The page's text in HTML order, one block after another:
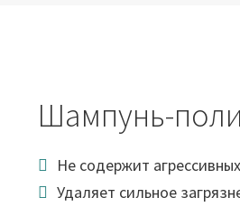
Шампунь-
Не содержит
Удаляет сильное